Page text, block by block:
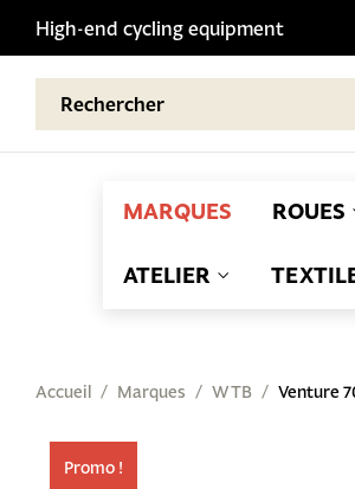
High-end cycling equipment
MARQUES ROUES
ATELIER
Accueil Marques WTB Venture
Promo !